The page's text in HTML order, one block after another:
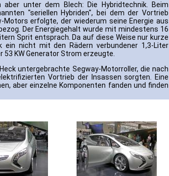
unter dem Blech: Die Hybridtechnik. Beim
"seriellen Hybriden", bei dem der Vortrieb
erfolgte, der wiederum seine Energie aus
Der Energiegehalt wurde mit mindestens 16
Sprit entsprach. Da auf diese Weise nur kurze
nicht mit den Rädern verbundener 1,3-Liter
KW Generator Strom erzeugte.
untergebrachte Segway-Motorroller, die nach
Vortrieb der Insassen sorgten. Eine
aber einzelne Komponenten fanden und finden